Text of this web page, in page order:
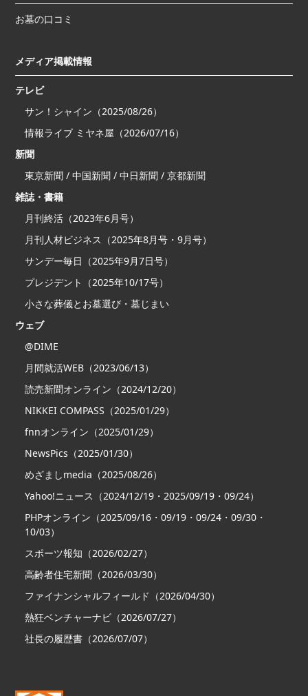
お墓の口コミ
メディア掲載情報
テレビ
サン！シャイン（2025/08/26）
情報ライブ ミヤネ屋（2026/07/16）
新聞
東京新聞 / 中国新聞 / 中日新聞 / 京都新聞
雑誌・書籍
月刊終活（2023年6月号）
月刊人材ビジネス（2025年8月号・9月号）
サンデー毎日（2025年9月7日号）
プレジデント（2025年10/17号）
小さな葬儀とお墓選び・墓じまい
ウェブ
@DIME
月間就活WEB（2023/06/13）
読売新聞オンライン（2024/12/20）
NIKKEI COMPASS（2025/01/29）
fnnオンライン（2025/01/29）
NewsPics（2025/01/30）
めざましmedia（2025/08/26）
Yahoo!ニュース（2024/12/19・2025/09/19・09/24）
PHPオンライン（2025/09/16・09/19・09/24・09/30・
10/03）
スポーツ報知（2026/02/27）
高齢者住宅新聞（2026/03/30）
ファイナンシャルフィールド（2026/04/30）
熱狂ベンチャーナビ（2026/07/27）
社長の履歴書（2026/07/07）